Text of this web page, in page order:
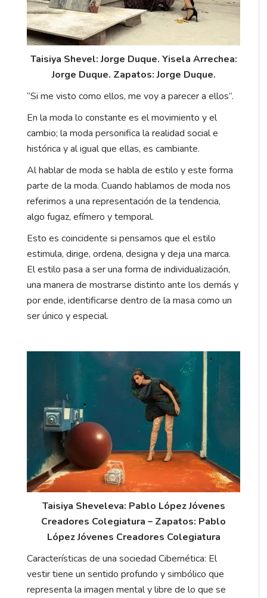
Taisiya Shevel: Jorge Duque. Yisela Arrechea:
Jorge Duque. Zapatos: Jorge Duque.
“Si me visto como ellos, me voy a parecer a ellos”.
En la moda lo constante es el movimiento y el
cambio; la moda personifica la realidad social e
histórica y al igual que ellas, es cambiante.
Al hablar de moda se habla de estilo y este forma
parte de la moda. Cuando hablamos de moda nos
referimos a una representación de la tendencia,
algo fugaz, efímero y temporal.
Esto es coincidente si pensamos que el estilo
estimula, dirige, ordena, designa y deja una marca.
El estilo pasa a ser una forma de individualización,
una manera de mostrarse distinto ante los demás y
por ende, identificarse dentro de la masa como un
ser único y especial.
Taisiya Sheveleva: Pablo López Jóvenes
Creadores Colegiatura – Zapatos: Pablo
López Jóvenes Creadores Colegiatura
Características de una sociedad Cibernética: El
vestir tiene un sentido profundo y simbólico que
representa la imagen mental y libre de lo que se